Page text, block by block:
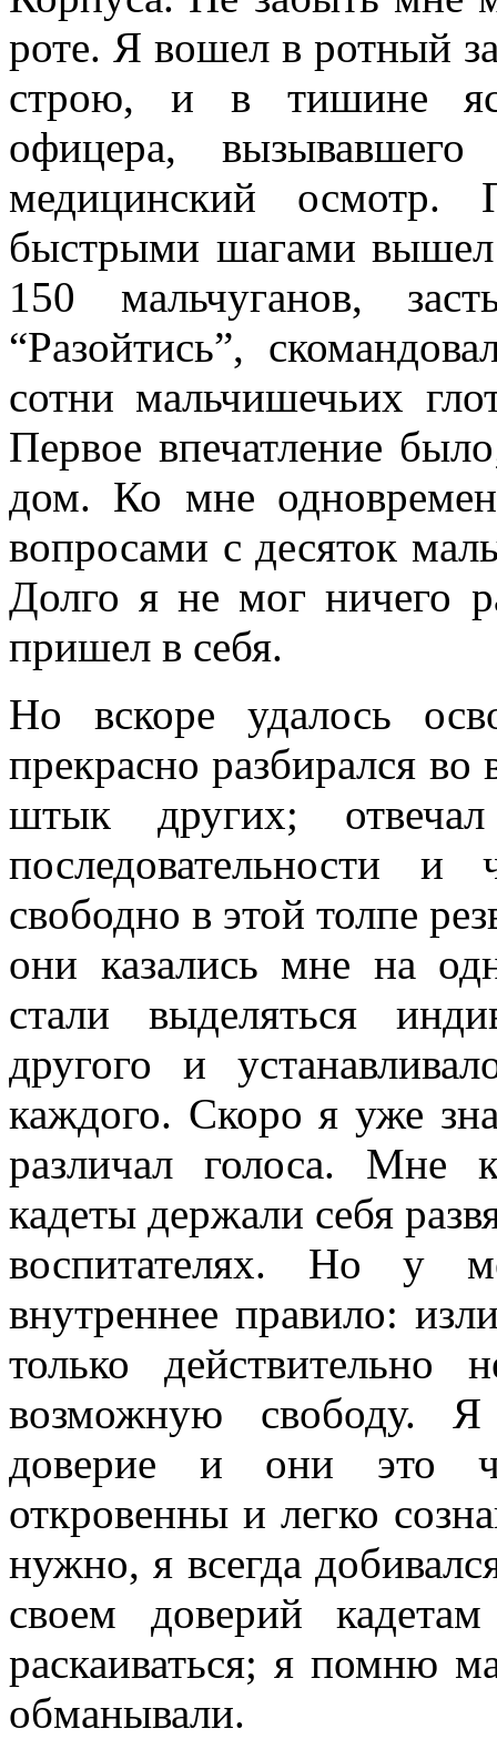
роте. Я вошел в ротный
строю, и в тишине
офицера,
медицинский осмотр.
быстрыми шагами вышел
150 мальчуганов,
“Разойтись”,
сотни мальчишечьих
Первое впечатление
дом. Ко мне
вопросами с десяток
Долго я не мог ничего
пришел в себя.
Но вскоре удалось
прекрасно разбирался
штык других;
последовательности
свободно в этой толпе
они казались мне на
стали выделяться
другого и
каждого. Скоро я уже
различал голоса. Мне
кадеты держали себя
воспитателях. Но у
внутреннее правило:
только действительно
возможную свободу. Я
доверие и они это
откровенны и легко
нужно, я всегда
своем доверий
раскаиваться; я помню
обманывали.